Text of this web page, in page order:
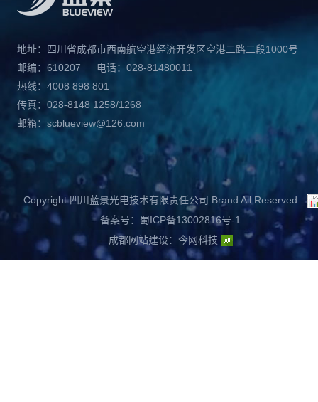
地址：四川省成都市西南航空港经济开发区空港二路二段1000号
邮编：610207
电话：028-81480011
热线：4008 898 801
传真：028-8148 1258/1268
邮箱：scblueview@126.com
Copyright 四川蓝景光电技术有限责任公司 Brand All Reserved
备案号：蜀ICP备13002816号-1
成都网站建设： 今网科技